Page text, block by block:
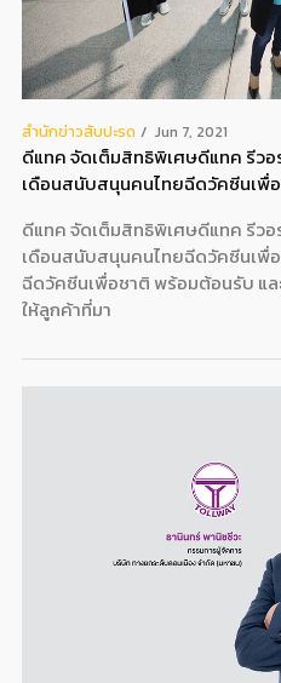
สํานักข่าวสับปะรด Jun 7, 2021
ดีแทค จัดเต็มสิทธิพิเศษดีแทค รีวอ
เดือนสนับสนุนคนไทยฉีดวัคซีนเพื่
ดีแทค จัดเต็มสิทธิพิเศษดีแทค รีวอ
เดือนสนับสนุนคนไทยฉีดวัคซีนเพื่
ฉีดวัคซีนเพื่อชาติ พร้อมต้อนรับ แ
ให้ลูกค้าที่มา